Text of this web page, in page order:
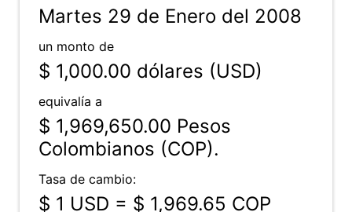
Martes 29 de Enero del 2008
un monto de
$ 1,000.00 dólares (USD)
equivalía a
$ 1,969,650.00 Pesos
Colombianos (COP).
Tasa de cambio:
$ 1 USD = $ 1,969.65 COP